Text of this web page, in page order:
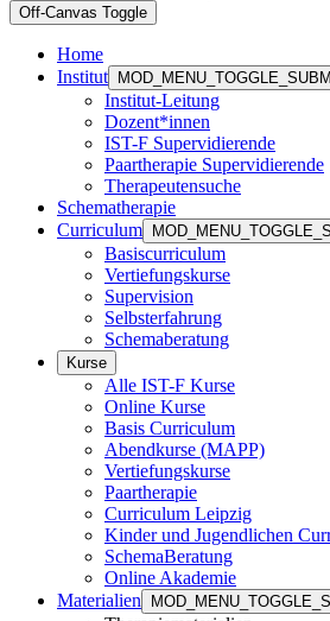
Off-Canvas Toggle
Home
Institut
Institut-Leitung
Dozent*innen
IST-F Supervidierende
Paartherapie Supervidierende
Therapeutensuche
Schematherapie
Curriculum
Basiscurriculum
Vertiefungskurse
Supervision
Selbsterfahrung
Schemaberatung
Kurse
Alle IST-F Kurse
Online Kurse
Basis Curriculum
Abendkurse (MAPP)
Vertiefungskurse
Paartherapie
Curriculum Leipzig
Kinder und Jugendlichen
SchemaBeratung
Online Akademie
Materialien